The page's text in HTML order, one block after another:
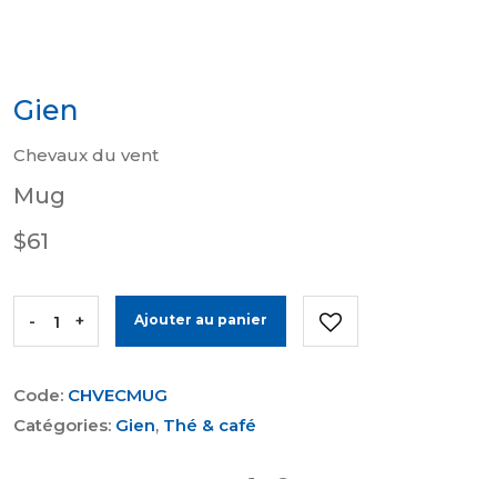
Gien
Chevaux du vent
Mug
$61
- + Ajouter au panier
Code: CHVECMUG
Catégories: Gien, Thé & café